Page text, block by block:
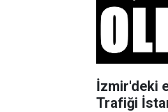
İzmir'deki
Trafiği